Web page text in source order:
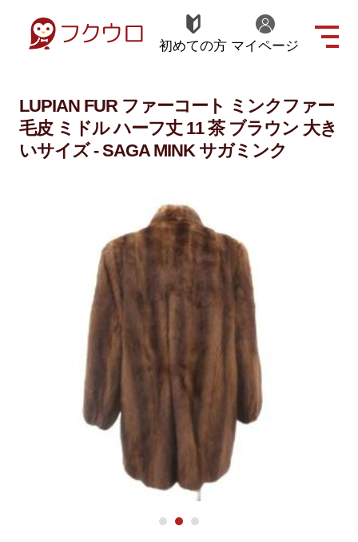
初めての方 マイページ
LUPIAN FUR ファーコート ミンクファー
毛皮 ミドル ハーフ丈 11 茶 ブラウン 大き
いサイズ - SAGA MINK サガミンク